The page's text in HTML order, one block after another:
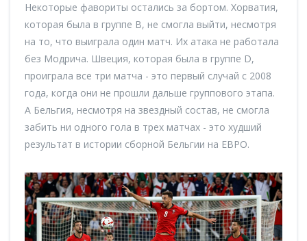
Некоторые фавориты остались за бортом. Хорватия,
которая была в группе B, не смогла выйти, несмотря
на то, что выиграла один матч. Их атака не работала
без Модрича. Швеция, которая была в группе D,
проиграла все три матча - это первый случай с 2008
года, когда они не прошли дальше группового этапа.
А Бельгия, несмотря на звездный состав, не смогла
забить ни одного гола в трех матчах - это худший
результат в истории сборной Бельгии на ЕВРО.